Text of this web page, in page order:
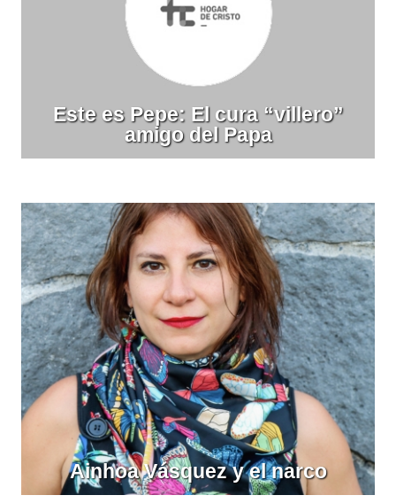
Este es Pepe: El cura “villero”
amigo del Papa
Ainhoa Vásquez y el narco